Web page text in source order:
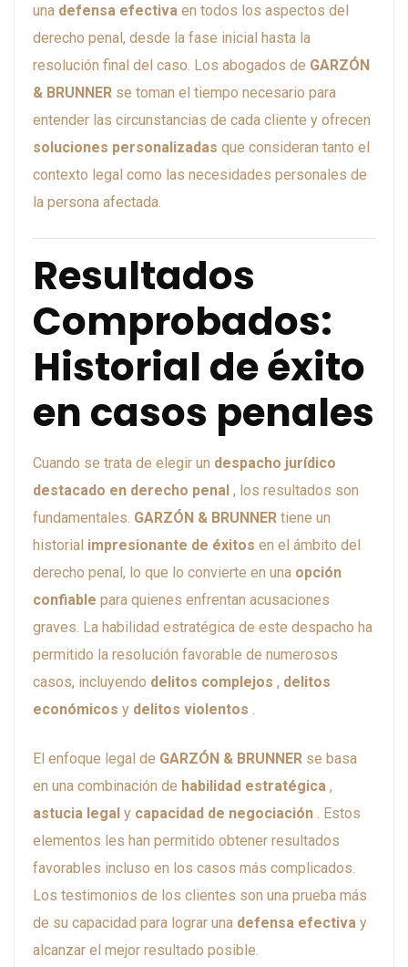
una defensa efectiva en todos los aspectos del
derecho penal, desde la fase inicial hasta la
resolución final del caso. Los abogados de GARZÓN
& BRUNNER se toman el tiempo necesario para
entender las circunstancias de cada cliente y ofrecen
soluciones personalizadas que consideran tanto el
contexto legal como las necesidades personales de
la persona afectada.
Resultados
Comprobados:
Historial de éxito
en casos penales
Cuando se trata de elegir un despacho jurídico
destacado en derecho penal , los resultados son
fundamentales. GARZÓN & BRUNNER tiene un
historial impresionante de éxitos en el ámbito del
derecho penal, lo que lo convierte en una opción
confiable para quienes enfrentan acusaciones
graves. La habilidad estratégica de este despacho ha
permitido la resolución favorable de numerosos
casos, incluyendo delitos complejos , delitos
económicos y delitos violentos
El enfoque legal de GARZÓN & BRUNNER se basa
en una combinación de habilidad estratégica ,
astucia legal y capacidad de negociación . Estos
elementos les han permitido obtener resultados
favorables incluso en los casos más complicados.
Los testimonios de los clientes son una prueba más
de su capacidad para lograr una defensa efectiva y
alcanzar el mejor resultado posible.